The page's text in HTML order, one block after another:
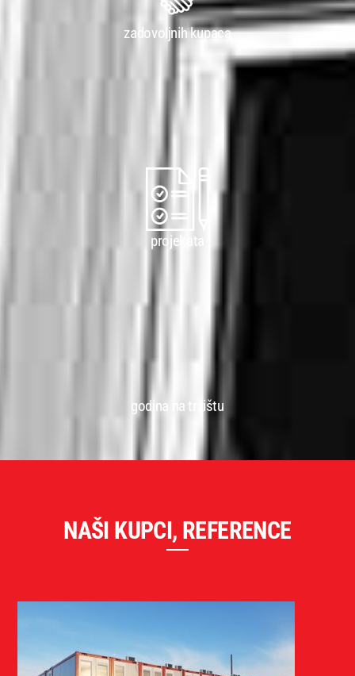
zadovoljnih kupaca
projekata
godina na tržištu
NAŠI KUPCI, REFERENCE